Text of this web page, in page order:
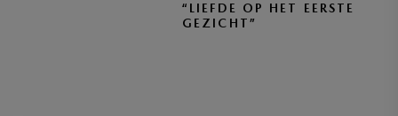
“LIEFDE OP HET EERSTE
GEZICHT”